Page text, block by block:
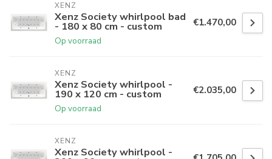
XENZ
Xenz Society whirlpool bad
- 180 x 80 cm - custom
Op voorraad
€1.470,00
XENZ
Xenz Society whirlpool -
190 x 120 cm - custom
Op voorraad
€2.035,00
XENZ
Xenz Society whirlpool -